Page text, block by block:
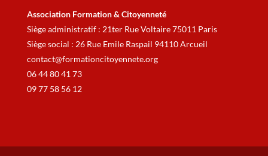
Association Formation & Citoyenneté
Siège administratif : 21ter Rue Voltaire 75011 Paris
Siège social : 26 Rue Emile Raspail 94110 Arcueil
contact@formationcitoyennete.org
06 44 80 41 73
09 77 58 56 12